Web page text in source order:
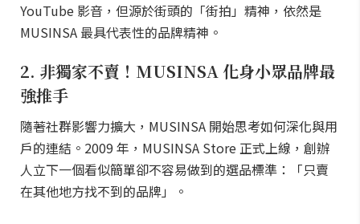
YouTube 影音，但源於街頭的「街拍」精神，依然是
MUSINSA 最具代表性的品牌精神。
2. 非獨家不賣！MUSINSA 化身小眾品牌最
強推手
隨著社群影響力擴大，MUSINSA 開始思考如何深化與用
戶的連結。2009 年，MUSINSA Store 正式上線，創辦
人立下一個看似簡單卻不容易做到的選品標準：「只賣
在其他地方找不到的品牌」。